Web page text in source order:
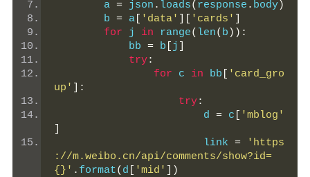
a = json . loads( response . body)
b = a 'data' 'cards'
for j in range( len( b )):
bb = b j
try:
for c in bb
'card_gro
up'
]:
try:
d = c
'mblog'
link =
'https
://m.weibo.cn/api/comments/show?id=
{}' . format( d 'mid'
])